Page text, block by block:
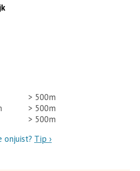
> 500m
> 500m
> 500m
onjuist? Tip ›